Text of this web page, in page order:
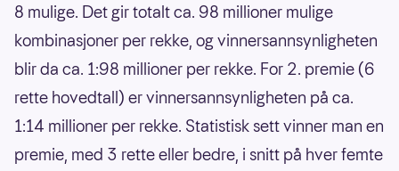
8 mulige. Det gir totalt ca. 98 millioner mulige
kombinasjoner per rekke, og vinnersannsynligheten
blir da ca. 1:98 millioner per rekke. For 2. premie (6
rette hovedtall) er vinnersannsynligheten på ca.
1:14 millioner per rekke. Statistisk sett vinner man en
premie, med 3 rette eller bedre, i snitt på hver femte